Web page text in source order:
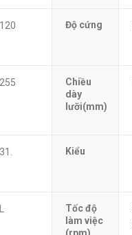
120 Độ cứng
255
Chiều
dày
lưỡi(mm)
31. Kiểu
Tốc độ
làm việc